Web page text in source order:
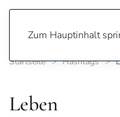
Zum Hauptinhalt
Startseite Hashtags
Leben